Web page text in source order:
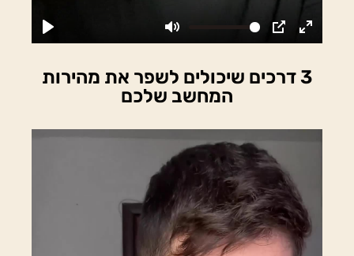
3 דרכים שיכולים לשפר את מהירות
המחשב שלכם